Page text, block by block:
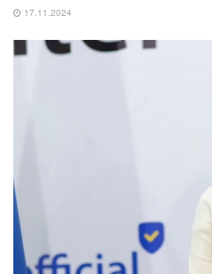
17.11.2024